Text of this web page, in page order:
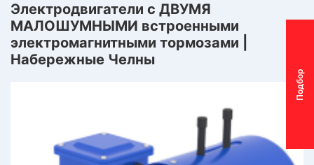
П
о
д
б
о
р
м
о
т
о
р
-
р
е
д
у
к
т
о
р
Электродвигатели с ДВУМЯ
МАЛОШУМНЫМИ встроенными
электромагнитными тормозами |
Набережные Челны